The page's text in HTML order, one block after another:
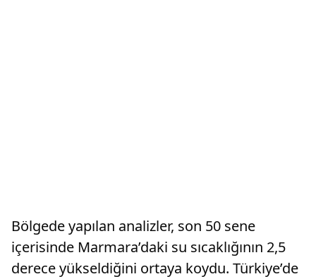
Bölgede yapılan analizler, son 50 sene
içerisinde Marmara’daki su sıcaklığının 2,5
derece yükseldiğini ortaya koydu. Türkiye’de